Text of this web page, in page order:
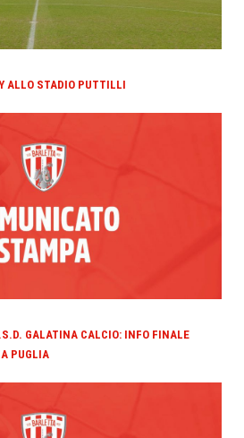
ALLO STADIO PUTTILLI
GALATINA CALCIO: INFO FINALE
PUGLIA